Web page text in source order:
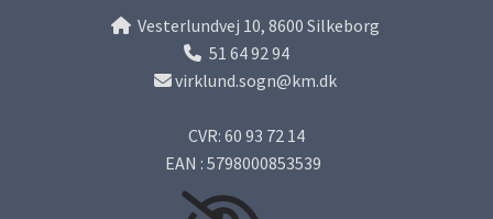
Vesterlundvej 10, 8600 Silkeborg
 51 64 92 94
virklund.sogn@km.dk
CVR: 60 93 72 14
EAN : 5798000853539